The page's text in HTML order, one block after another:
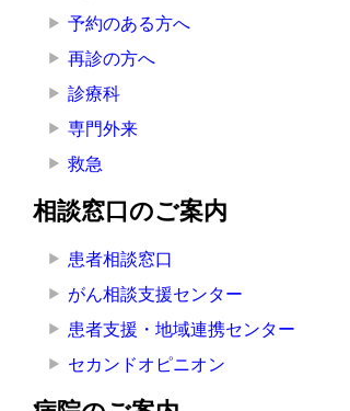
予約のある方へ
再診の方へ
診療科
専門外来
救急
相談窓口のご案内
患者相談窓口
がん相談支援センター
患者支援・地域連携センター
セカンドオピニオン